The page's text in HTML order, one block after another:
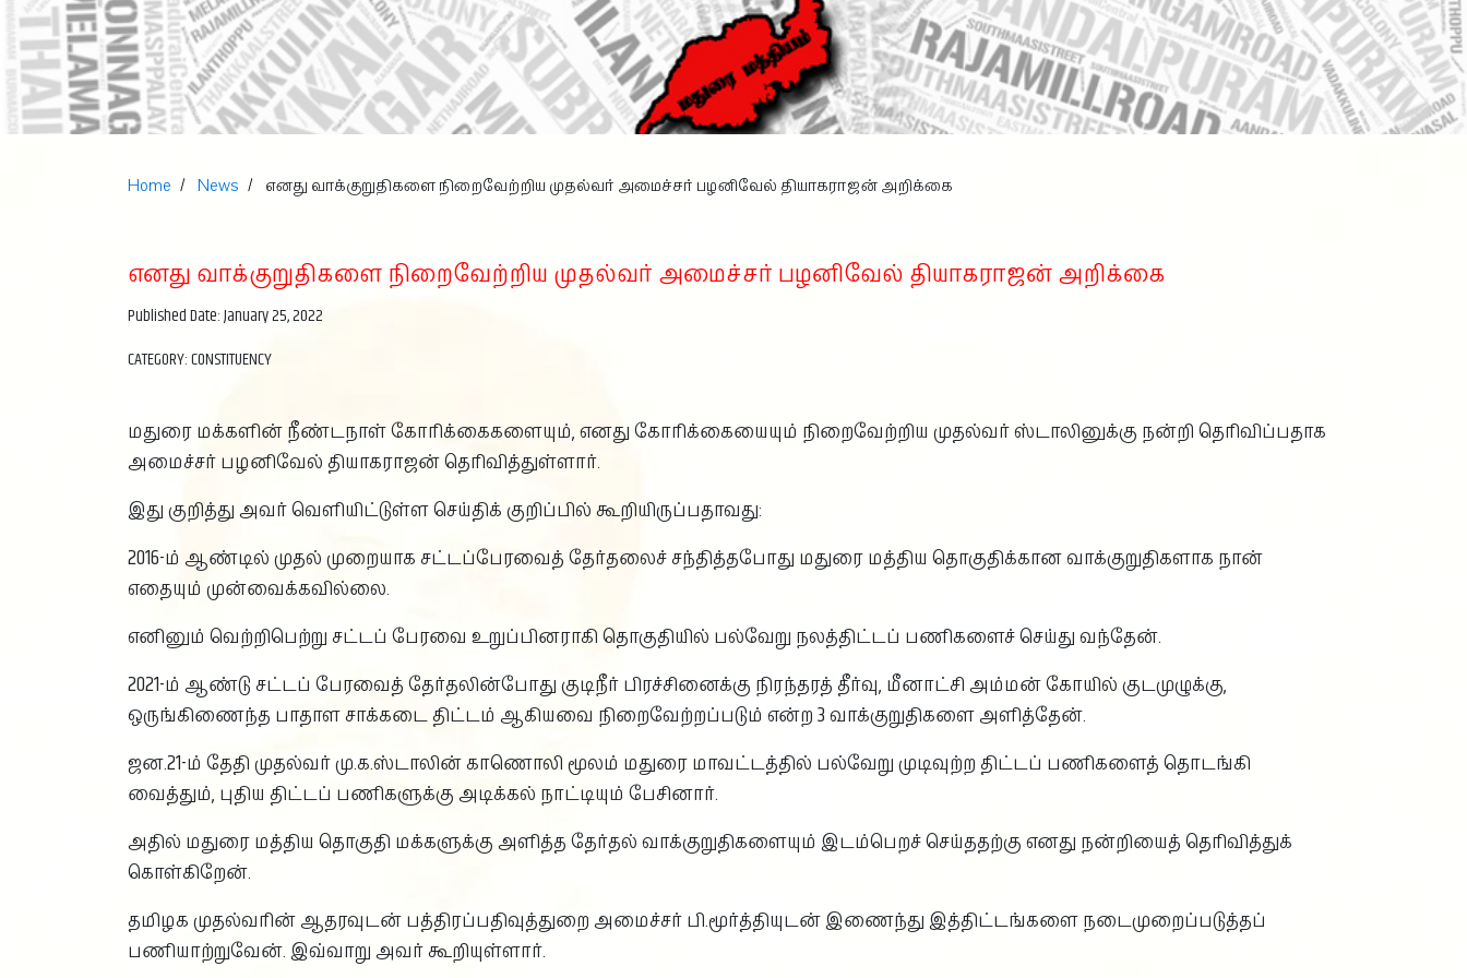
Home News எனது வாக்குறுதிகளை நிறைவேற்றிய முதல்வர் அமைச்சர் பழனிவேல் தியாகராஜன் அறிக்கை
எனது வாக்குறுதிகளை நிறைவேற்றிய முதல்வர் அமைச்சர் பழனிவேல் தியாகராஜன் அறிக்கை
Published Date: January 25, 2022
CATEGORY: CONSTITUENCY
மதுரை மக்களின் நீண்டநாள் கோரிக்கைகளையும், எனது கோரிக்கையையும் நிறைவேற்றிய முதல்வர் ஸ்டாலினுக்கு நன்றி தெரிவிப்பதாக
அமைச்சர் பழனிவேல் தியாகராஜன் தெரிவித்துள்ளார்.
இது குறித்து அவர் வெளியிட்டுள்ள செய்திக் குறிப்பில் கூறியிருப்பதாவது:
2016-ம் ஆண்டில் முதல் முறையாக சட்டப்பேரவைத் தேர்தலைச் சந்தித்தபோது மதுரை மத்திய தொகுதிக்கான வாக்குறுதிகளாக நான்
எதையும் முன்வைக்கவில்லை.
எனினும் வெற்றிபெற்று சட்டப் பேரவை உறுப்பினராகி தொகுதியில் பல்வேறு நலத்திட்டப் பணிகளைச் செய்து வந்தேன்.
2021-ம் ஆண்டு சட்டப் பேரவைத் தேர்தலின்போது குடிநீர் பிரச்சினைக்கு நிரந்தரத் தீர்வு, மீனாட்சி அம்மன் கோயில் குடமுழுக்கு,
ஒருங்கிணைந்த பாதாள சாக்கடை திட்டம் ஆகியவை நிறைவேற்றப்படும் என்ற 3 வாக்குறுதிகளை அளித்தேன்.
ஜன.21-ம் தேதி முதல்வர் மு.க.ஸ்டாலின் காணொலி மூலம் மதுரை மாவட்டத்தில் பல்வேறு முடிவுற்ற திட்டப் பணிகளைத் தொடங்கி
வைத்தும், புதிய திட்டப் பணிகளுக்கு அடிக்கல் நாட்டியும் பேசினார்.
அதில் மதுரை மத்திய தொகுதி மக்களுக்கு அளித்த தேர்தல் வாக்குறுதிகளையும் இடம்பெறச் செய்ததற்கு எனது நன்றியைத் தெரிவித்துக்
கொள்கிறேன்.
தமிழக முதல்வரின் ஆதரவுடன் பத்திரப்பதிவுத்துறை அமைச்சர் பி.மூர்த்தியுடன் இணைந்து இத்திட்டங்களை நடைமுறைப்படுத்தப்
பணியாற்றுவேன். இவ்வாறு அவர் கூறியுள்ளார்.